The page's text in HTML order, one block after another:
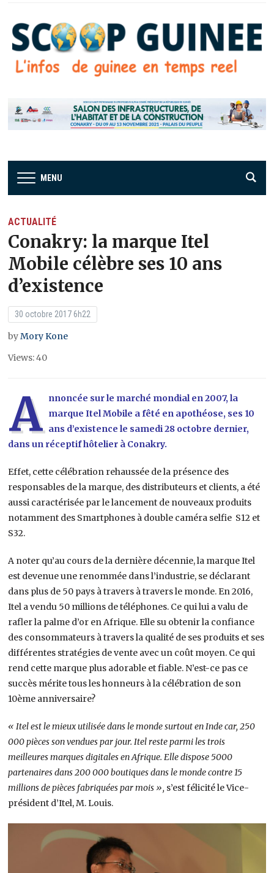
MENU
ACTUALITÉ
Conakry: la marque Itel
Mobile célèbre ses 10 ans
d’existence
30 octobre 2017 6h22
byMory Kone
Views: 40
A nnoncée sur le marché mondial en 2007, la
marque Itel Mobile a fêté en apothéose, ses 10
ans d’existence le samedi 28 octobre dernier,
dans un réceptif hôtelier à Conakry.
Effet, cette célébration rehaussée de la présence des
responsables de la marque, des distributeurs et clients, a été
aussi caractérisée par le lancement de nouveaux produits
notamment des Smartphones à double caméra selfie S12 et
S32.
A noter qu’au cours de la dernière décennie, la marque Itel
est devenue une renommée dans l’industrie, se déclarant
dans plus de 50 pays à travers à travers le monde. En 2016,
Itel a vendu 50 millions de téléphones. Ce qui lui a valu de
rafler la palme d’or en Afrique. Elle su obtenir la confiance
des consommateurs à travers la qualité de ses produits et ses
différentes stratégies de vente avec un coût moyen. Ce qui
rend cette marque plus adorable et fiable. N’est-ce pas ce
succès mérite tous les honneurs à la célébration de son
10ème anniversaire?
« Itel est le mieux utilisée dans le monde surtout en Inde car, 250
000 pièces son vendues par jour. Itel reste parmi les trois
meilleures marques digitales en Afrique. Elle dispose 5000
partenaires dans 200 000 boutiques dans le monde contre 15
millions de pièces fabriquées par mois », s’est félicité le Vice-
président d’Itel, M. Louis.